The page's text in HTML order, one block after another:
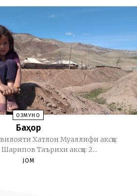
ОЗМУНҲО
Баҳор
Муаллифи аксҳо:
Абдураҳмон Шарипов Таърихи аксҳо: 2...
JOM